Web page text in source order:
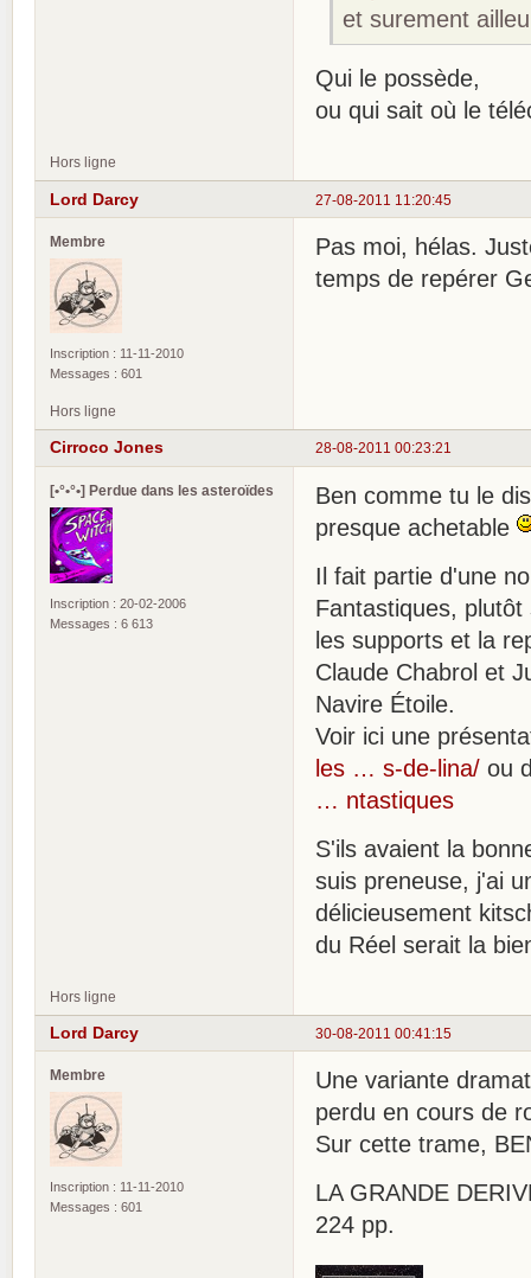
et surement
Qui le possède,
ou qui sait où le
Hors ligne
27-08-2011 11:20:45
Lord Darcy
Membre
Inscription : 11-11-2010
Messages : 601
Pas moi, hélas.
temps de repérer
Hors ligne
28-08-2011 00:23:21
Cirroco Jones
[•°•°•] Perdue dans les asteroïdes
Inscription : 20-02-2006
Messages : 6 613
Ben comme tu le
presque achetable
Il fait partie d'une
Fantastiques,
les supports et la
Claude Chabrol et
Navire Étoile.
Voir ici une
les … s-de-lina/ ou
… ntastiques
S'ils avaient la
suis preneuse, j'ai
délicieusement
du Réel serait la
Hors ligne
30-08-2011 00:41:15
Lord Darcy
Membre
Inscription : 11-11-2010
Messages : 601
Une variante
perdu en cours de
Sur cette trame,
LA GRANDE
224 pp.